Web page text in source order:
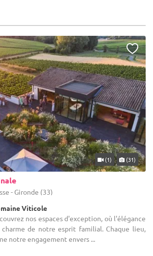
(1) (31)
- Gironde (33)
Viticole
nos espaces d'exception, où l'élégance
charme de notre esprit familial. Chaque lieu,
notre engagement envers ...